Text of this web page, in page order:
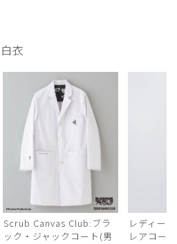
衣
Scrub Canvas Club:ブラ
ック・ジャックコート(男
レディー
レアコート